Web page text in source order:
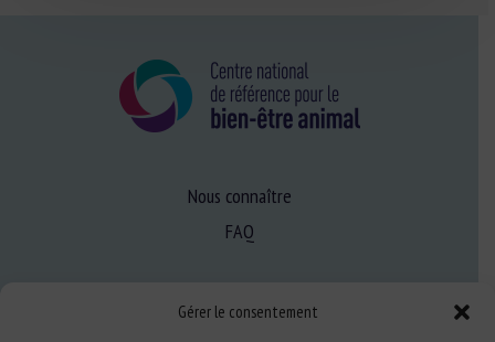
Gérer le consentement
Nous connaître
FAQ
Expertise